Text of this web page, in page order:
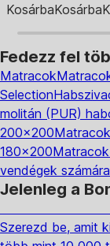
KosárbaKosárba
Fedezz fel
Matracok
Selection
molitán (PUR)
200x200
180x200
vendégek számára
Jelenleg a
Szerezd be, amit